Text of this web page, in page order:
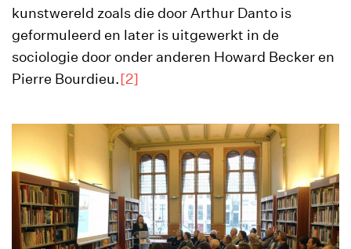
kunstwereld zoals die door Arthur Danto is
geformuleerd en later is uitgewerkt in de
sociologie door onder anderen Howard Becker en
Pierre Bourdieu.[2]